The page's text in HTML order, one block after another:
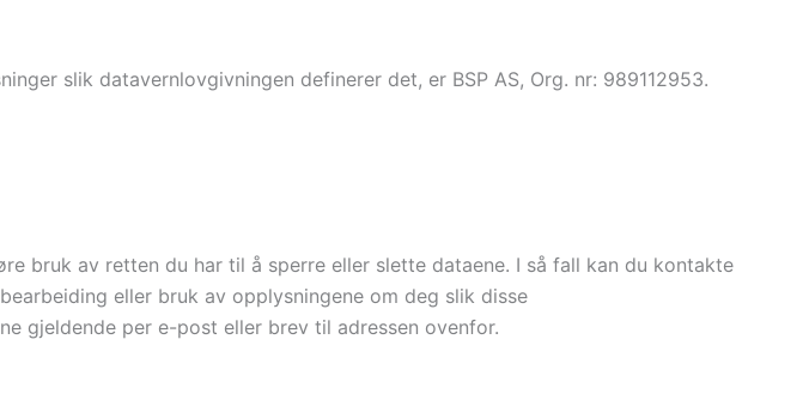
slik datavernlovgivningen definerer det, er BSP AS, Org. nr: 989112953.
bruk av retten du har til å sperre eller slette dataene. I så fall kan du kontakte
eller bruk av opplysningene om deg slik disse
gjeldende per e-post eller brev til adressen ovenfor.